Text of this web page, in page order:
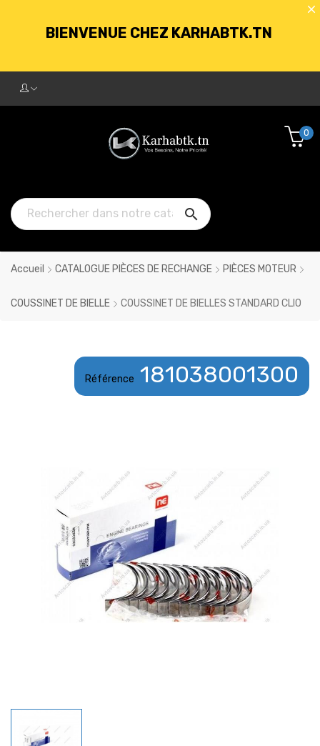
BIENVENUE CHEZ KARHABTK.TN
250DT D'ACHATS

0
Accueil CATALOGUE PIÈCES DE RECHANGE PIÈCES MOTEUR
COUSSINET DE BIELLE COUSSINET DE BIELLES STANDARD CLIO
Référence 181038001300